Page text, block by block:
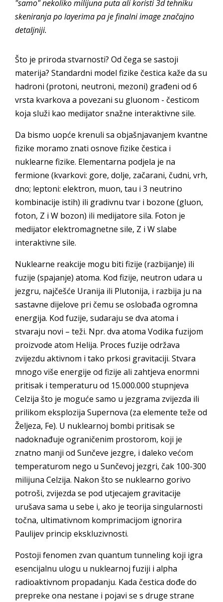
"samo" nekoliko milijuna puta ali koristi 3d tehniku
skeniranja po layerima pa je finalni image značajno
detaljniji.
Što je priroda stvarnosti? Od čega se sastoji
materija? Standardni model fizike čestica kaže da su
hadroni (protoni, neutroni, mezoni) građeni od 6
vrsta kvarkova a povezani su gluonom - česticom
koja služi kao medijator snažne interaktivne sile.
Da bismo uopće krenuli sa objašnjavanjem kvantne
fizike moramo znati osnove fizike čestica i
nuklearne fizike. Elementarna podjela je na
fermione (kvarkovi: gore, dolje, začarani, čudni, vrh,
dno; leptoni: elektron, muon, tau i 3 neutrino
kombinacije istih) ili gradivnu tvar i bozone (gluon,
foton, Z i W bozon) ili medijatore sila. Foton je
medijator elektromagnetne sile, Z i W slabe
interaktivne sile.
Nuklearne reakcije mogu biti fizije (razbijanje) ili
fuzije (spajanje) atoma. Kod fizije, neutron udara u
jezgru, najčešće Uranija ili Plutonija, i razbija ju na
sastavne dijelove pri čemu se oslobađa ogromna
energija. Kod fuzije, sudaraju se dva atoma i
stvaraju novi – teži. Npr. dva atoma Vodika fuzijom
proizvode atom Helija. Proces fuzije održava
zvijezdu aktivnom i tako prkosi gravitaciji. Stvara
mnogo više energije od fizije ali zahtjeva enormni
pritisak i temperaturu od 15.000.000 stupnjeva
Celzija što je moguće samo u jezgrama zvijezda ili
prilikom eksplozija Supernova (za elemente teže od
Željeza, Fe). U nuklearnoj bombi pritisak se
nadoknađuje ograničenim prostorom, koji je
znatno manji od Sunčeve jezgre, i daleko većom
temperaturom nego u Sunčevoj jezgri, čak 100-300
milijuna Celzija. Nakon što se nuklearno gorivo
potroši, zvijezda se pod utjecajem gravitacije
urušava sama u sebe i, ako je teorija singularnosti
točna, ultimativnom komprimacijom ignorira
Paulijev princip ekskluzivnosti.
Postoji fenomen zvan quantum tunneling koji igra
esencijalnu ulogu u nuklearnoj fuziji i alpha
radioaktivnom propadanju. Kada čestica dođe do
prepreke ona nestane i pojavi se s druge strane